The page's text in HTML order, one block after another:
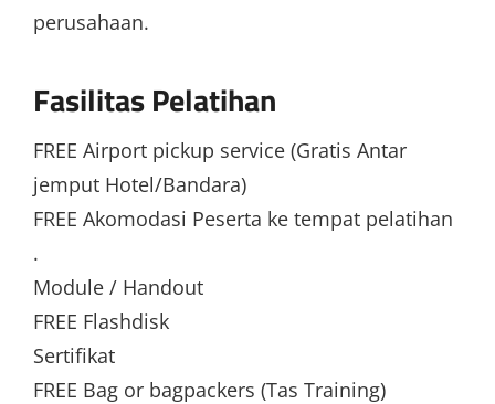
perusahaan.
Fasilitas Pelatihan
FREE Airport pickup service (Gratis Antar
jemput Hotel/Bandara)
FREE Akomodasi Peserta ke tempat pelatihan
.
Module / Handout
FREE Flashdisk
Sertifikat
FREE Bag or bagpackers (Tas Training)